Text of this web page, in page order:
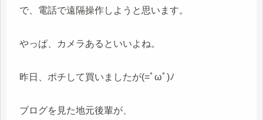
で、電話で遠隔操作しようと思います。
やっぱ、カメラあるといいよね。
昨日、ポチして買いましたが(=ﾟωﾟ)ﾉ
ブログを見た地元後輩が、